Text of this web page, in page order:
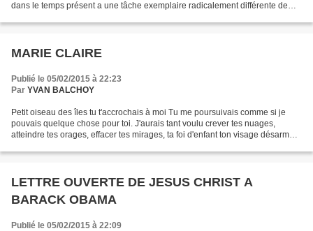
dans le temps présent a une tâche exemplaire radicalement différente de
MARIE CLAIRE
Publié le 05/02/2015 à 22:23
Par YVAN BALCHOY
Petit oiseau des îles tu t'accrochais à moi Tu me poursuivais comme si je
pouvais quelque chose pour toi. J'aurais tant voulu crever tes nuages,
atteindre tes orages, effacer tes mirages, ta foi d'enfant ton visage désarmant
LETTRE OUVERTE DE JESUS CHRIST A
BARACK OBAMA
Publié le 05/02/2015 à 22:09